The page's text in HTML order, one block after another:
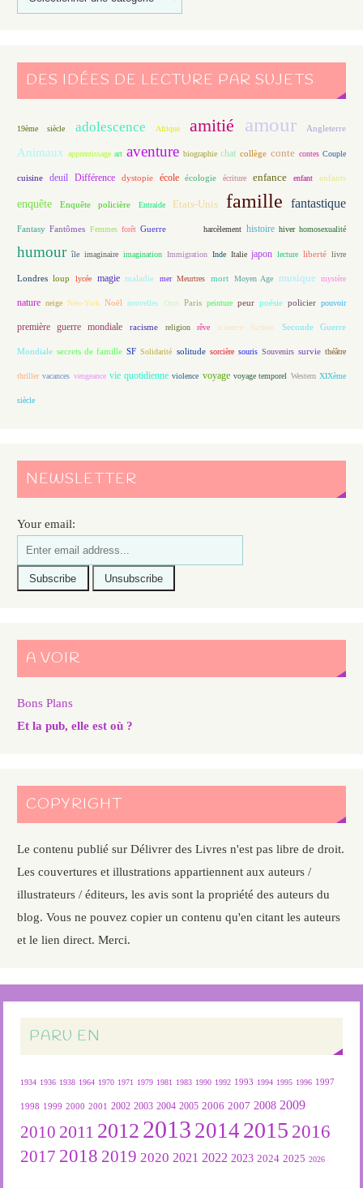
DES IDÉES DE LECTURE PAR SUJETS
19ème siècle adolescence Afrique amitié amour Angleterre
Animaux apprentissage art aventure biographie chat collège conte contes Couple
cuisine deuil Différence dystopie école écologie écriture enfance enfant enfants
enquête Enquête policière Entraide Etats-Unis famille fantastique
Fantasy Fantômes Femmes forêt Guerre harcèlement histoire hiver homosexualité
humour île imaginaire imagination Immigration Inde Italie japon lecture liberté livre
Londres loup lycée magie maladie mer Meurtres mort Moyen Age musique mystère
nature neige New-York Noël nouvelles Ours Paris peinture peur poésie policier pouvoir
première guerre mondiale racisme religion rêve science fiction Seconde Guerre
Mondiale secrets de famille SF Solidarité solitude sorcière souris Souvenirs survie théâtre
thriller vacances vengeance vie quotidienne violence voyage voyage temporel Western XIXème
siècle
NEWSLETTER
Your email:
A VOIR
Bons Plans
Et la pub, elle est où ?
COPYRIGHT
Le contenu publié sur Délivrer des Livres n'est pas libre de droit.
Les couvertures et illustrations appartiennent aux auteurs /
illustrateurs / éditeurs, les avis sont la propriété des auteurs du
blog. Vous ne pouvez copier un contenu qu'en citant les auteurs
et le lien direct. Merci.
PARU EN
1934 1936 1938 1964 1970 1971 1979 1981 1983 1990 1992 1993 1994 1995 1996 1997
1998 1999 2000 2001 2002 2003 2004 2005 2006 2007 2008 2009
2010 2011 2012 2013 2014 2015 2016
2017 2018 2019 2020 2021 2022 2023 2024 2025 2026